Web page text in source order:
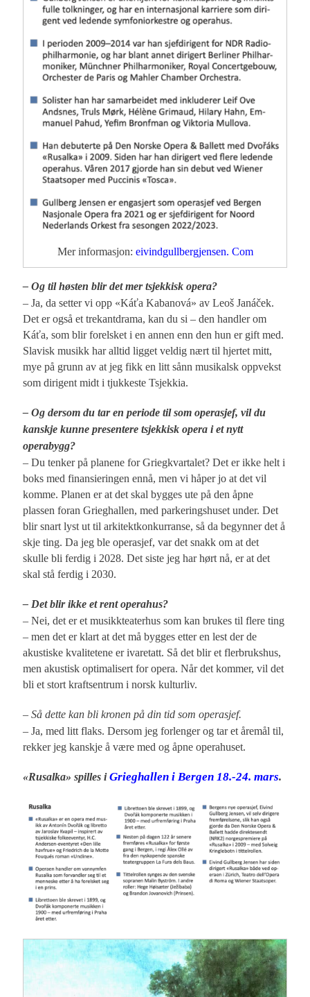
Mer informasjon: eivindgullbergjensen. Com
– Og til høsten blir det mer tsjekkisk opera?
– Ja, da setter vi opp «Káťa Kabanová» av Leoš Janáček.
Det er også et trekantdrama, kan du si – den handler om
Káťa, som blir forelsket i en annen enn den hun er gift med.
Slavisk musikk har alltid ligget veldig nært til hjertet mitt,
mye på grunn av at jeg fikk en litt sånn musikalsk oppvekst
som dirigent midt i tjukkeste Tsjekkia.
– Og dersom du tar en periode til som operasjef, vil du
kanskje kunne presentere tsjekkisk opera i et nytt
operabygg?
– Du tenker på planene for Griegkvartalet? Det er ikke helt i
boks med finansieringen ennå, men vi håper jo at det vil
komme. Planen er at det skal bygges ute på den åpne
plassen foran Grieghallen, med parkeringshuset under. Det
blir snart lyst ut til arkitektkonkurranse, så da begynner det å
skje ting. Da jeg ble operasjef, var det snakk om at det
skulle bli ferdig i 2028. Det siste jeg har hørt nå, er at det
skal stå ferdig i 2030.
– Det blir ikke et rent operahus?
– Nei, det er et musikkteaterhus som kan brukes til flere ting
– men det er klart at det må bygges etter en lest der de
akustiske kvalitetene er ivaretatt. Så det blir et flerbrukshus,
men akustisk optimalisert for opera. Når det kommer, vil det
bli et stort kraftsentrum i norsk kulturliv.
– Så dette kan bli kronen på din tid som operasjef.
– Ja, med litt flaks. Dersom jeg forlenger og tar et åremål til,
rekker jeg kanskje å være med og åpne operahuset.
«Rusalka» spilles iGrieghallen i Bergen 18.-24. mars.